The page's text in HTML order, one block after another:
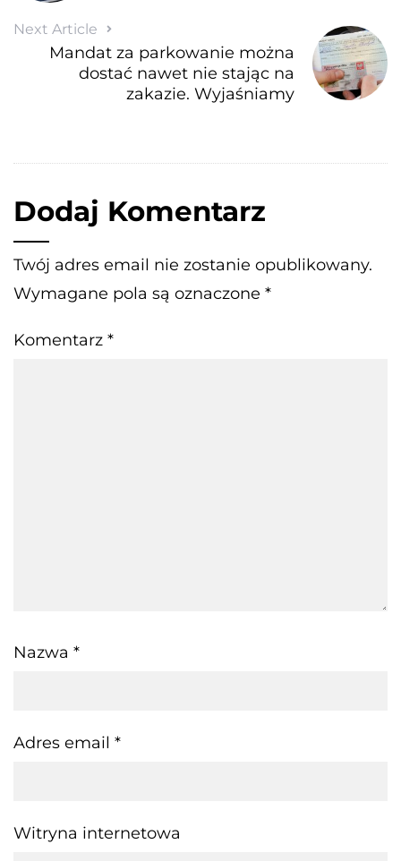
Next Article
Mandat za parkowanie można
dostać nawet nie stając na
zakazie. Wyjaśniamy
Dodaj Komentarz
Twój adres email nie zostanie opublikowany.
Wymagane pola są oznaczone *
Komentarz *
Nazwa *
Adres email *
Witryna internetowa